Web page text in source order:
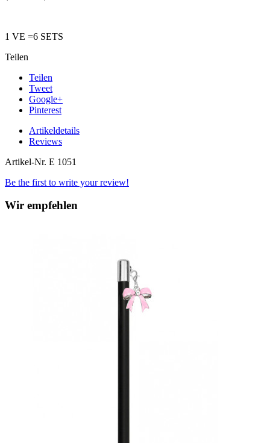
1 VE =6 SETS
Teilen
Teilen
Tweet
Google+
Pinterest
Artikeldetails
Reviews
Artikel-Nr. E 1051
Be the first to write your review!
Wir empfehlen